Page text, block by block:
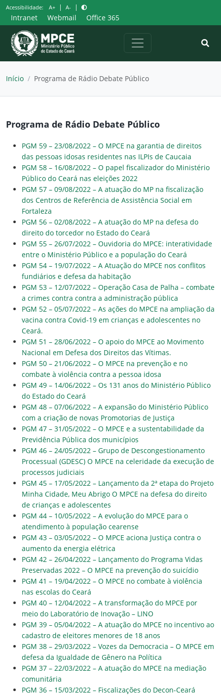
Pular
para
o
conteúdo
Acessibilidade: A+ | A- |
Intranet Webmail Office 365
Início / Programa de Rádio Debate Público
Programa de Rádio Debate Público
PGM 59 – 23/08/2022 – O MPCE na garantia de direitos
das pessoas idosas residentes nas ILPIs de Caucaia
PGM 58 – 16/08/2022 – O papel fiscalizador do Ministério
Público do Ceará nas eleições 2022
PGM 57 – 09/08/2022 – A atuação do MP na fiscalização
dos Centros de Referência de Assistência Social em
Fortaleza
PGM 56 – 02/08/2022 – A atuação do MP na defesa do
direito do torcedor no Estado do Ceará
PGM 55 – 26/07/2022 – Ouvidoria do MPCE: interatividade
entre o Ministério Público e a população do Ceará
PGM 54 – 19/07/2022 – A Atuação do MPCE nos conflitos
fundiários e defesa da habitação
PGM 53 – 12/07/2022 – Operação Casa de Palha – combate
a crimes contra contra a administração pública
PGM 52 – 05/07/2022 – As ações do MPCE na ampliação da
vacina contra Covid-19 em crianças e adolescentes no
Ceará.
PGM 51 – 28/06/2022 – O apoio do MPCE ao Movimento
Nacional em Defesa dos Direitos das Vítimas.
PGM 50 – 21/06/2022 – O MPCE na prevenção e no
combate à violência contra a pessoa idosa
PGM 49 – 14/06/2022 – Os 131 anos do Ministério Público
do Estado do Ceará
PGM 48 – 07/06/2022 – A expansão do Ministério Público
com a criação de novas Promotorias de Justiça
PGM 47 – 31/05/2022 – O MPCE e a sustentabilidade da
Previdência Pública dos municípios
PGM 46 – 24/05/2022 – Grupo de Descongestionamento
Processual (GDESC) O MPCE na celeridade da execução de
processos judiciais
PGM 45 – 17/05/2022 – Lançamento da 2ª etapa do Projeto
Minha Cidade, Meu Abrigo O MPCE na defesa do direito
de crianças e adolescentes
PGM 44 – 10/05/2022 – A evolução do MPCE para o
atendimento à população cearense
PGM 43 – 03/05/2022 – O MPCE aciona Justiça contra o
aumento da energia elétrica
PGM 42 – 26/04/2022 – Lançamento do Programa Vidas
Preservadas 2022 – O MPCE na prevenção do suicídio
PGM 41 – 19/04/2022 – O MPCE no combate à violência
nas escolas do Ceará
PGM 40 – 12/04/2022 – A transformação do MPCE por
meio do Laboratório de Inovação – LINO
PGM 39 – 05/04/2022 – A atuação do MPCE no incentivo ao
cadastro de eleitores menores de 18 anos
PGM 38 – 29/03/2022 – Vozes da Democracia – O MPCE em
defesa da Igualdade de Gênero na Política
PGM 37 – 22/03/2022 – A atuação do MPCE na mediação
comunitária
PGM 36 – 15/03/2022 – Fiscalizações do Decon-Ceará